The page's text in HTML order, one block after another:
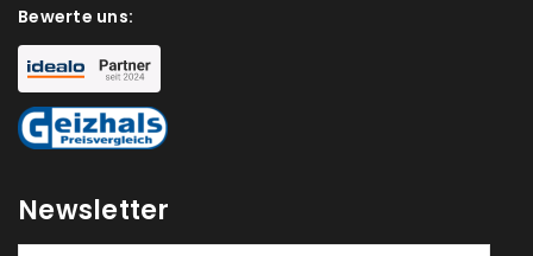
Benutzername oder E-Mail-Adresse*
Bewerte uns:
Newsletter